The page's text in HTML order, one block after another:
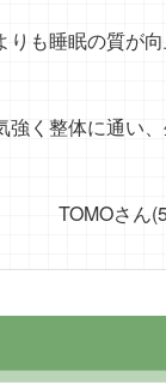
りも睡眠の質が
強く整体に通い
TOMOさん